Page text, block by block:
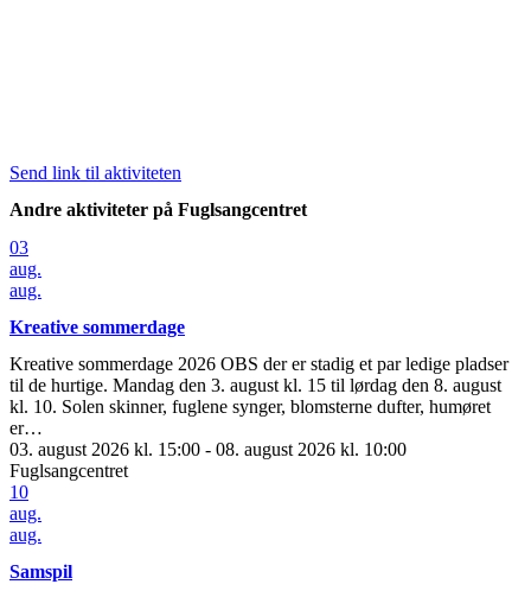
Send link til aktiviteten
Andre aktiviteter på Fuglsangcentret
03
aug.
aug.
Kreative sommerdage
Kreative sommerdage 2026 OBS der er stadig et par ledige pladser
til de hurtige. Mandag den 3. august kl. 15 til lørdag den 8. august
kl. 10. Solen skinner, fuglene synger, blomsterne dufter, humøret
er…
03. august 2026 kl. 15:00 - 08. august 2026 kl. 10:00
Fuglsangcentret
10
aug.
aug.
Samspil